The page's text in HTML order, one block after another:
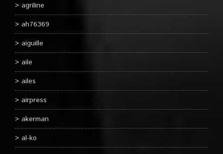
agriline
ah76369
aiguille
aile
ailes
airpress
akerman
al-ko